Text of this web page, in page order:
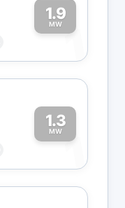
1.9
MW1
1.3
MW1